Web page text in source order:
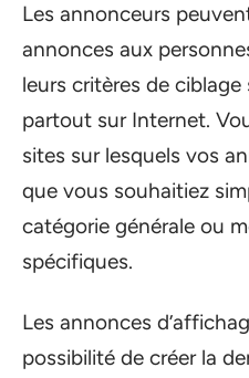
Les annonceurs
annonces aux
leurs critères de
partout sur Internet.
sites sur lesquels vos
que vous souhaitiez
catégorie générale ou
spécifiques.
Les annonces
possibilité de créer la